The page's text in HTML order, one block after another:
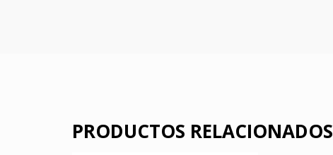
PRODUCTOS RELACIONADOS